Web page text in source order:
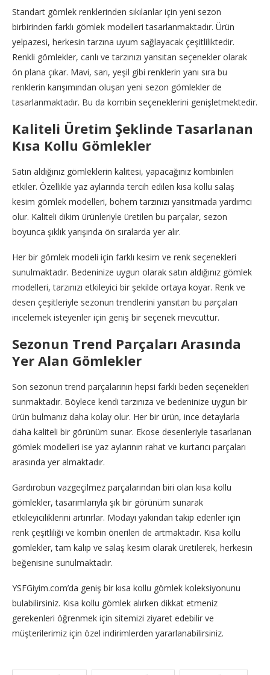
Standart gömlek renklerinden sıkılanlar için yeni sezon
birbirinden farklı gömlek modelleri tasarlanmaktadır. Ürün
yelpazesi, herkesin tarzına uyum sağlayacak çeşitliliktedir.
Renkli gömlekler, canlı ve tarzınızı yansıtan seçenekler olarak
ön plana çıkar. Mavi, sarı, yeşil gibi renklerin yanı sıra bu
renklerin karışımından oluşan yeni sezon gömlekler de
tasarlanmaktadır. Bu da kombin seçeneklerini genişletmektedir.
Kaliteli Üretim Şeklinde Tasarlanan
Kısa Kollu Gömlekler
Satın aldığınız gömleklerin kalitesi, yapacağınız kombinleri
etkiler. Özellikle yaz aylarında tercih edilen kısa kollu salaş
kesim gömlek modelleri, bohem tarzınızı yansıtmada yardımcı
olur. Kaliteli dikim ürünleriyle üretilen bu parçalar, sezon
boyunca şıklık yarışında ön sıralarda yer alır.
Her bir gömlek modeli için farklı kesim ve renk seçenekleri
sunulmaktadır. Bedeninize uygun olarak satın aldığınız gömlek
modelleri, tarzınızı etkileyici bir şekilde ortaya koyar. Renk ve
desen çeşitleriyle sezonun trendlerini yansıtan bu parçaları
incelemek isteyenler için geniş bir seçenek mevcuttur.
Sezonun Trend Parçaları Arasında
Yer Alan Gömlekler
Son sezonun trend parçalarının hepsi farklı beden seçenekleri
sunmaktadır. Böylece kendi tarzınıza ve bedeninize uygun bir
ürün bulmanız daha kolay olur. Her bir ürün, ince detaylarla
daha kaliteli bir görünüm sunar. Ekose desenleriyle tasarlanan
gömlek modelleri ise yaz aylarının rahat ve kurtarıcı parçaları
arasında yer almaktadır.
Gardırobun vazgeçilmez parçalarından biri olan kısa kollu
gömlekler, tasarımlarıyla şık bir görünüm sunarak
etkileyiciliklerini artırırlar. Modayı yakından takip edenler için
renk çeşitliliği ve kombin önerileri de artmaktadır. Kısa kollu
gömlekler, tam kalıp ve salaş kesim olarak üretilerek, herkesin
beğenisine sunulmaktadır.
YSFGiyim.com’da geniş bir kısa kollu gömlek koleksiyonunu
bulabilirsiniz. Kısa kollu gömlek alırken dikkat etmeniz
gerekenleri öğrenmek için sitemizi ziyaret edebilir ve
müşterilerimiz için özel indirimlerden yararlanabilirsiniz.